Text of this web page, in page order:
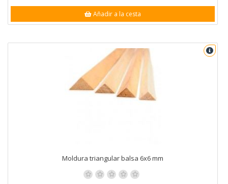
Añadir a la cesta
Moldura triangular balsa 6x6 mm